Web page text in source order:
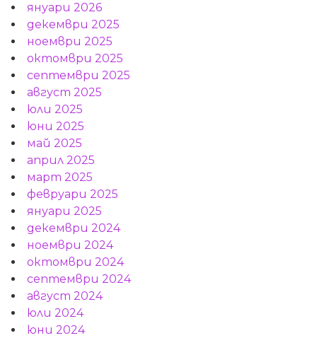
януари 2026
декември 2025
ноември 2025
октомври 2025
септември 2025
август 2025
юли 2025
юни 2025
май 2025
април 2025
март 2025
февруари 2025
януари 2025
декември 2024
ноември 2024
октомври 2024
септември 2024
август 2024
юли 2024
юни 2024